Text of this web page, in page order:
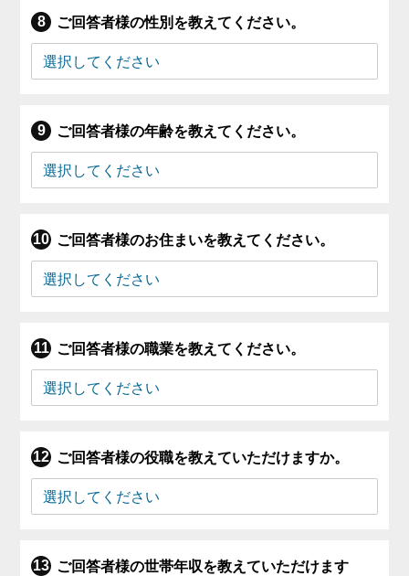
ご回答者様の性別を教えてください。
ご回答者様の年齢を教えてください。
ご回答者様のお住まいを教えてください。
ご回答者様の職業を教えてください。
ご回答者様の役職を教えていただけますか。
ご回答者様の世帯年収を教えていただけます